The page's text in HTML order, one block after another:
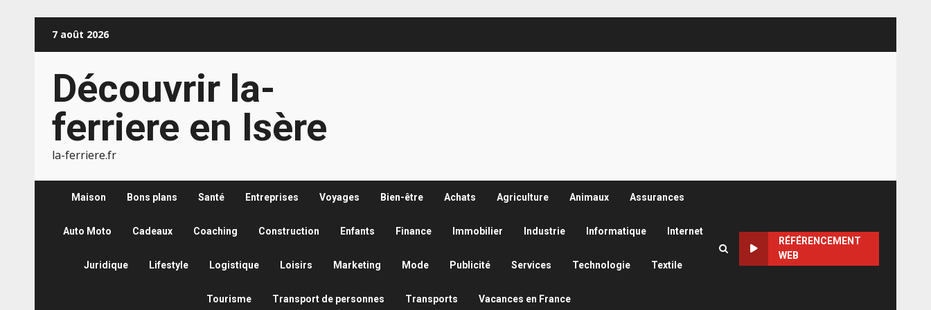
7 août 2026
Découvrir la-
ferriere en Isère
la-ferriere.fr
Maison Bons plans Santé Entreprises Voyages Bien-être Achats Agriculture Animaux Assurances
Auto Moto Cadeaux Coaching Construction Enfants Finance Immobilier Industrie Informatique Internet
Juridique Lifestyle Logistique Loisirs Marketing Mode Publicité Services Technologie Textile
Tourisme Transport de personnes Transports Vacances en France
RÉFÉRENCEMENT
WEB